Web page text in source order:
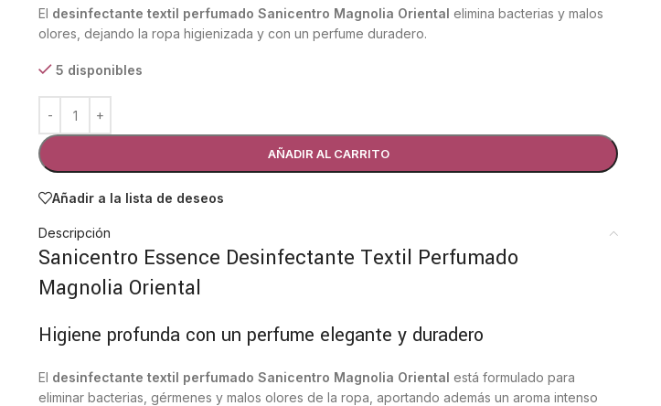
El desinfectante textil perfumado Sanicentro Magnolia Oriental elimina bacterias y malos
olores, dejando la ropa higienizada y con un perfume duradero.
5 disponibles
AÑADIR AL CARRITO
Añadir a la lista de deseos
Descripción
Sanicentro Essence Desinfectante Textil Perfumado
Magnolia Oriental
Higiene profunda con un perfume elegante y duradero
El desinfectante textil perfumado Sanicentro Magnolia Oriental está formulado para
eliminar bacterias, gérmenes y malos olores de la ropa, aportando además un aroma intenso